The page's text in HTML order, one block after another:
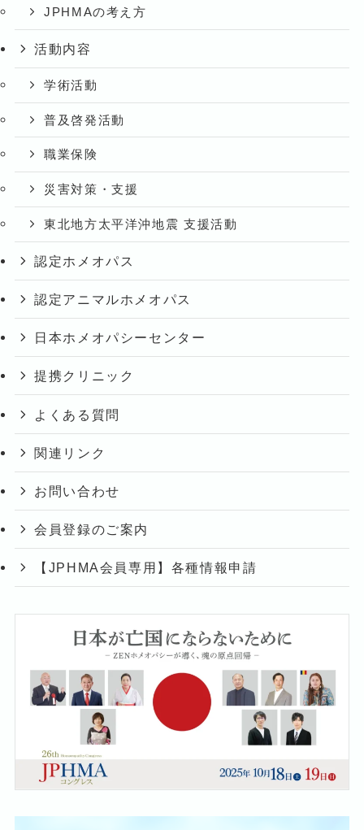
JPHMAの考え方
活動内容
学術活動
普及啓発活動
職業保険
災害対策・支援
東北地方太平洋沖地震 支援活動
認定ホメオパス
認定アニマルホメオパス
日本ホメオパシーセンター
提携クリニック
よくある質問
関連リンク
お問い合わせ
会員登録のご案内
【JPHMA会員専用】各種情報申請